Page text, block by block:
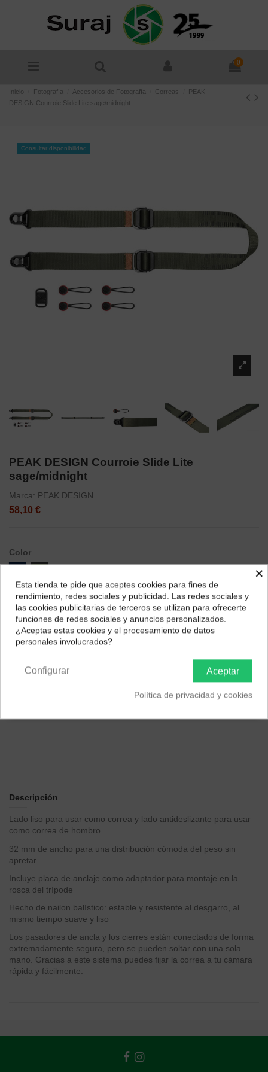
0
Inicio Fotografía Accesorios de Fotografía Correas
PEAK
DESIGN Courroie Slide Lite sage/midnight
Consultar disponibilidad
PEAK DESIGN Courroie Slide Lite
sage/midnight
Marca: PEAK DESIGN
58,10 €
Color
Descripción
Lado liso para usar como correa y lado antideslizante para usar
como correa de hombro
32 mm de ancho para una distribución cómoda del peso sin
apretar
Incluye placa de anclaje como adaptador para montaje en la
rosca del trípode
Hecho de nailon balístico: estable y resistente al desgarro, al
mismo tiempo suave y liso
Los pasadores de ancla y los cierres están conectados de forma
extremadamente segura, pero se pueden soltar con una sola
mano. Gracias a este sistema puedes fijar la correa a tu cámara
rápida y fácilmente.
¿Dónde deseas recibir tu pedido?
Selecciona tu ubicación para mostrarte los precios e
impuestos correctos para tu región.
×
Esta tienda te pide que aceptes cookies para fines de
rendimiento, redes sociales y publicidad. Las redes sociales y
las cookies publicitarias de terceros se utilizan para ofrecerte
funciones de redes sociales y anuncios personalizados.
¿Aceptas estas cookies y el procesamiento de datos
personales involucrados?
Aceptar
Configurar
Política de privacidad y cookies